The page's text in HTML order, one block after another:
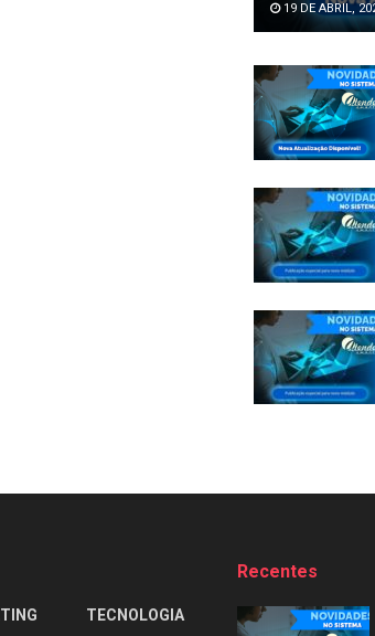
19 DE ABRIL,
TECNOLOGIA
Recentes